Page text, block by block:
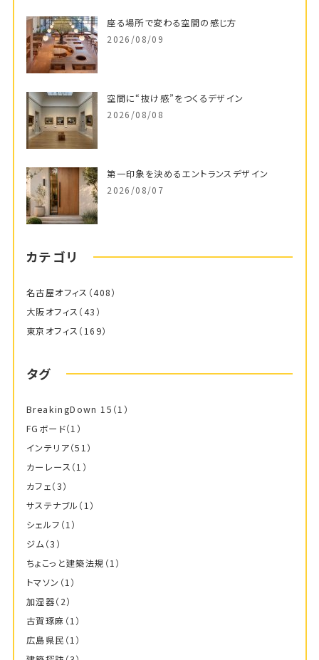
座る場所で変わる空間の感じ方
2026/08/09
空間に“抜け感”をつくるデザイン
2026/08/08
第一印象を決めるエントランスデザイン
2026/08/07
カテゴリ
名古屋オフィス （408）
大阪オフィス （43）
東京オフィス （169）
タグ
BreakingDown 15 （1）
FGボード（1）
インテリア（51）
カーレース （1）
カフェ（3）
サステナブル （1）
シェルフ （1）
ジム（3）
ちょこっと建築法規 （1）
トマソン （1）
加湿器（2）
古賀琢麻 （1）
広島県民 （1）